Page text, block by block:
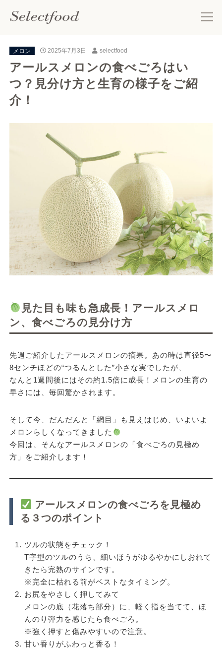
メロン 2025年7月3日 selectfood
アールスメロンの食べごろはい
つ？見分け方と生育の様子をご紹
介！
見た目も味も急成長！アールスメロ
ン、食べごろの見分け方
先週ご紹介したアールスメロンの摘果。あの時は直径5〜
8センチほどの“つるんとした”小さな実でしたが、
なんと1週間後にはその約1.5倍に成長！メロンの生育の
早さには、毎回驚かされます。
そして今、だんだんと「網目」も見えはじめ、いよいよ
メロンらしくなってきました
今回は、そんなアールスメロンの「食べごろの見極め
方」をご紹介します！
アールスメロンの食べごろを見極め
る３つのポイント
ツルの状態をチェック！
T字型のツルのうち、細いほうがゆるやかにしおれて
きたら完熟のサインです。
※完全に枯れる前がベストなタイミング。
お尻をやさしく押してみて
メロンの底（花落ち部分）に、軽く指を当てて、ほ
んのり弾力を感じたら食べごろ。
※強く押すと傷みやすいので注意。
甘い香りがふわっと香る！